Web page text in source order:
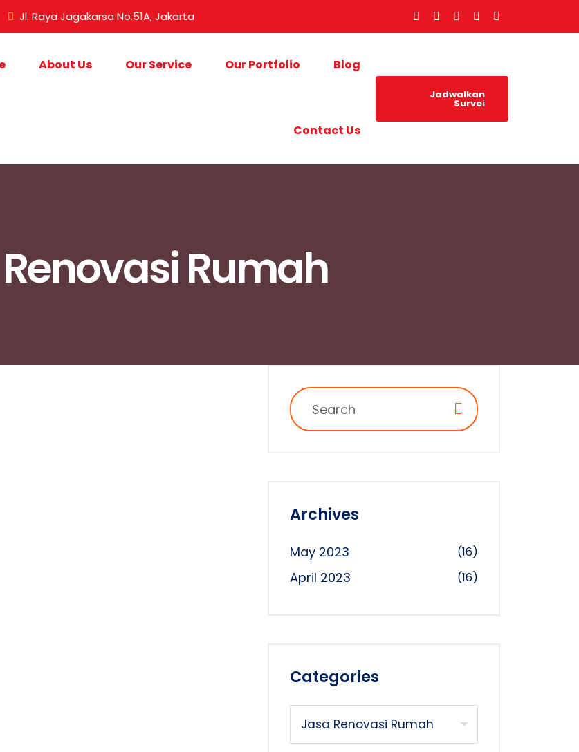
Jl. Raya Jagakarsa No.51A, Jakarta
About Us Our Service Our Portfolio Blog
Contact Us
Jadwalkan
Survei
Rumah
Archives
May 2023 (16)
April 2023 (16)
Categories